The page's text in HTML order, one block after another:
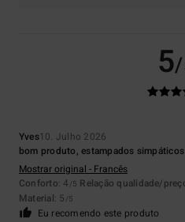
5
Yves10. Julho 2026
bom produto, estampados simpáticos
Mostrar original - Francês
Conforto: 4 /5 Relação qualidade/
Material: 5 /5
Eu recomendo este produto